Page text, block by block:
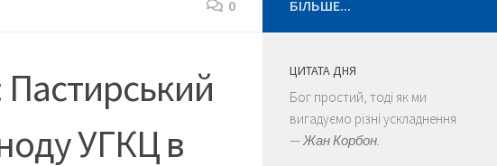
0
Пастирський
УГКЦ в
БІЛЬШЕ...
ЦИТАТА ДНЯ
Бог простий, тоді як ми
вигадуємо різні ускладнення
—Жан Корбон.